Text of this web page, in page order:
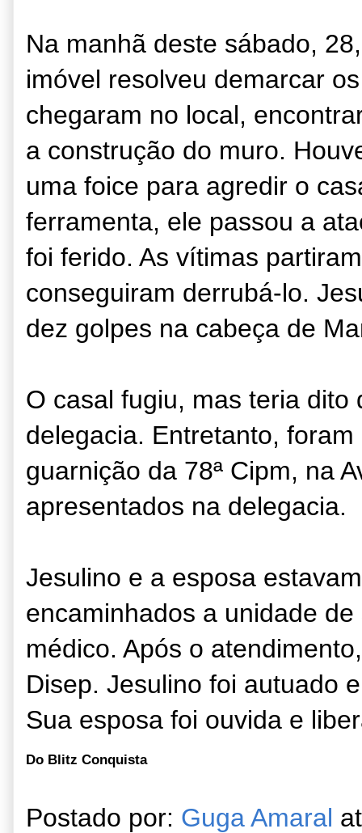
Na manhã deste sábado,
imóvel resolveu demarcar
chegaram no local,
a construção do muro.
uma foice para agredir o
ferramenta, ele passou a
foi ferido. As vítimas
conseguiram derrubá-lo.
dez golpes na cabeça de
O casal fugiu, mas teria
delegacia. Entretanto,
guarnição da 78ª Cipm, na
apresentados na delegacia.
Jesulino e a esposa
encaminhados a unidade
médico. Após o
Disep. Jesulino foi autuado
Sua esposa foi ouvida e
Do Blitz Conquista
Postado por: Guga Amaral